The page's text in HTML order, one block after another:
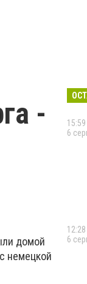
-
домой
немецкой
15:59
6
12:28
6